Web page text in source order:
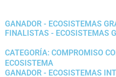
GANADOR - ECOSISTEMAS
FINALISTAS - ECOSISTEMAS
CATEGORÍA: COMPROMISO
ECOSISTEMA
GANADOR - ECOSISTEMAS